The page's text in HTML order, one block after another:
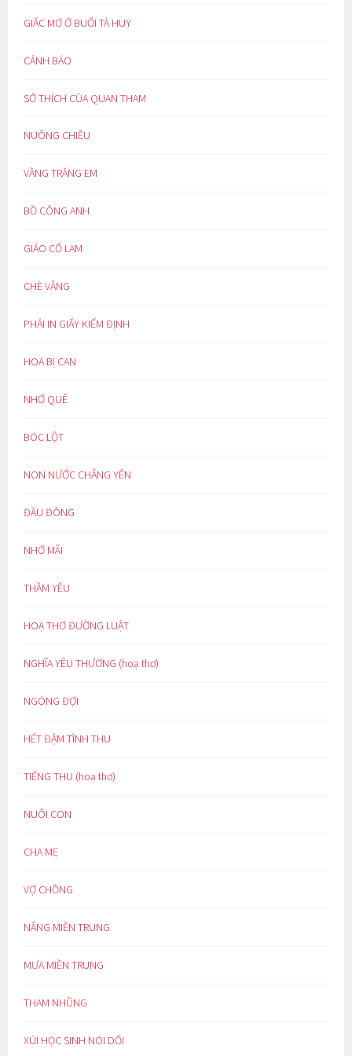
GIẤC MƠ Ở BUỔI TÀ HUY
CẢNH BÁO
SỞ THÍCH CỦA QUAN THAM
NUÔNG CHIỀU
VẦNG TRĂNG EM
BỒ CÔNG ANH
GIẢO CỔ LAM
CHÈ VẰNG
PHẢI IN GIẤY KIỂM ĐỊNH
HOÁ BỊ CAN
NHỚ QUÊ
BÓC LỘT
NON NƯỚC CHẲNG YÊN
ĐẦU ĐÔNG
NHỚ MÃI
THẦM YÊU
HOẠ THƠ ĐƯỜNG LUẬT
NGHĨA YÊU THƯƠNG (hoạ thơ)
NGÓNG ĐỢI
HẾT ĐẬM TÌNH THU
TIẾNG THU (hoạ thơ)
NUÔI CON
CHA MẸ
VỢ CHỒNG
NẮNG MIỀN TRUNG
MƯA MIỀN TRUNG
THAM NHŨNG
XÚI HỌC SINH NÓI DỐI